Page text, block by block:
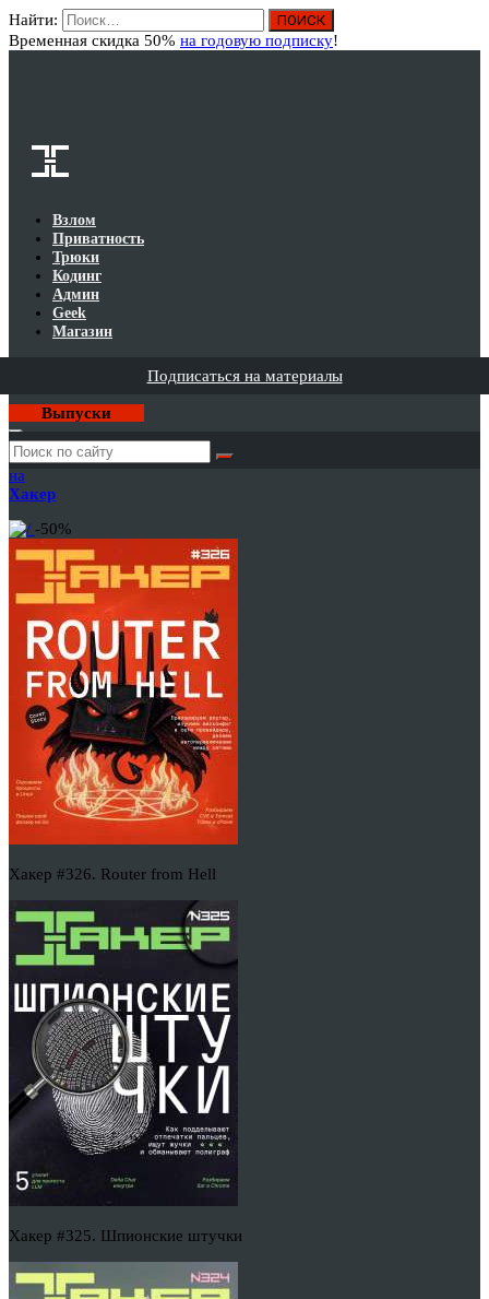
Найти:
Временная скидка 50% на годовую подписку!
Взлом
Приватность
Трюки
Кодинг
Админ
Geek
Магазин
Подписаться на материалы
Выпуски
Годовая
подписка
на
Хакер
-50%
Хакер #326. Router from Hell
Хакер #325. Шпионские штучки